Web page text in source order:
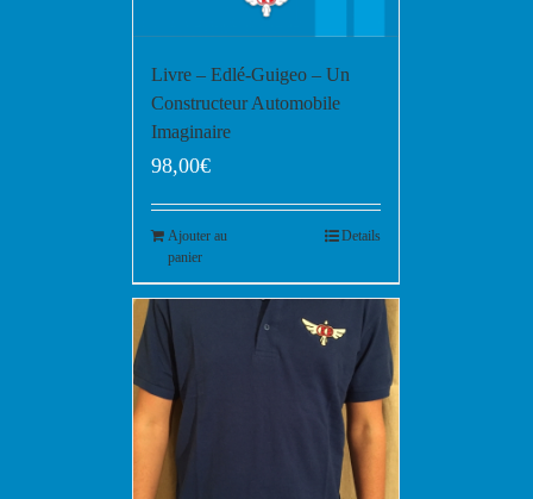
Livre – Edlé-Guigeo – Un
Constructeur Automobile
Imaginaire
98,00€
Ajouter au
panier
Details